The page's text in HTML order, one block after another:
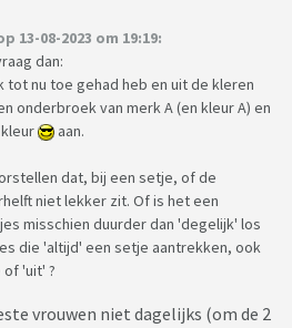
13-08-2023 om 19:19:
dan:
tot nu toe gehad heb en uit de kleren
onderbroek van merk A (en kleur A) en
aan.
dat, bij een setje, of de
niet lekker zit. Of is het een
misschien duurder dan 'degelijk' los
die 'altijd' een setje aantrekken, ook
of 'uit' ?
vrouwen niet dagelijks (om de 2